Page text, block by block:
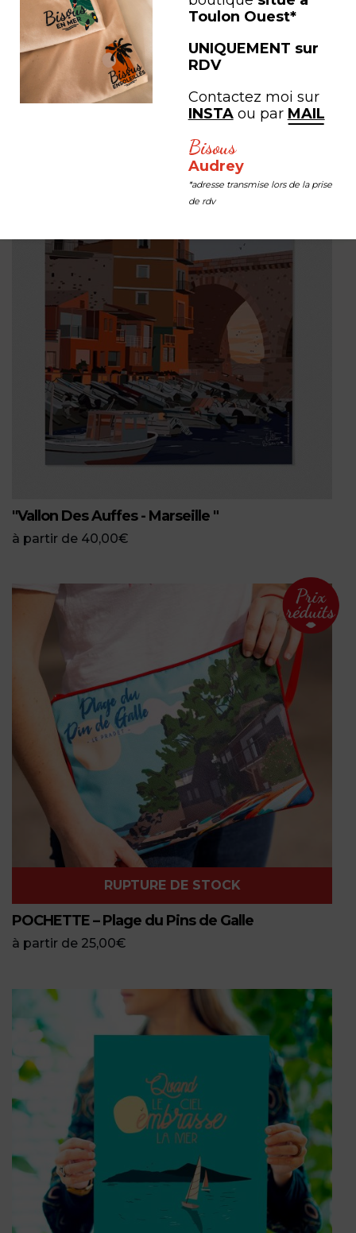
"Notre Dame de la Garde - Marseille "
à partir de40,00 €
"Vallon Des Auffes - Marseille "
à partir de 40,00€
RUPTURE DE STOCK
POCHETTE – Plage du Pins de Galle
à partir de 25,00€
Toulon Ouest*
UNIQUEMENT sur
RDV
Contactez moi sur
INSTAou par MAIL
Bisous
Audrey
*adresse transmise lors de la prise
de rdv